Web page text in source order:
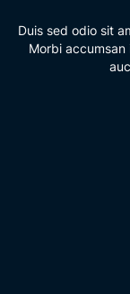
Duis sed odio sit
Morbi